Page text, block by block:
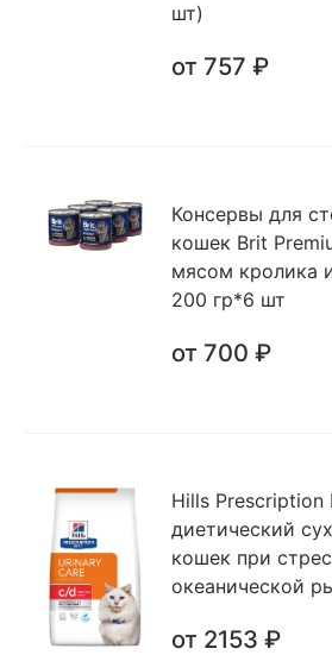
шт)
от 757 ₽
Консервы для
кошек Brit
мясом кролика
200 гр*6 шт
от 700 ₽
Hills Prescription
диетический
кошек при
океанической
от 2153 ₽